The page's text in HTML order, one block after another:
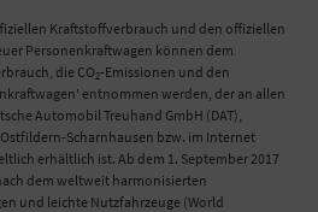
Kraftstoffverbrauch und den offiziellen
Personenkraftwagen können dem
die CO2-Emissionen und den
entnommen werden, der an allen
Automobil Treuhand GmbH (DAT),
Scharnhausen bzw. im Internet
erhältlich ist. Ab dem 1. September 2017
dem weltweit harmonisierten
und leichte Nutzfahrzeuge (World